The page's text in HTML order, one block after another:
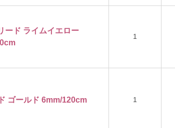
ード ライムイエロー
1
ゴールド 6mm/120cm 1